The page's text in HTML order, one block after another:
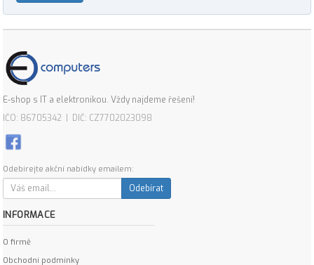
E-shop s IT a elektronikou. Vždy najdeme řešení!
IČO: 86705342 | DIČ: CZ7702023098
Odebírejte akční nabídky emailem:
Odebírat
INFORMACE
O firmě
Obchodní podmínky